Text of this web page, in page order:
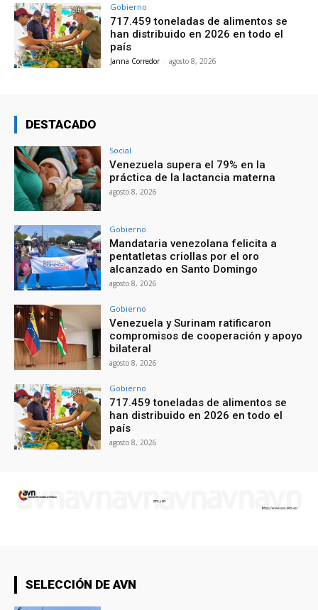
Gobierno
717.459 toneladas de alimentos se
han distribuido en 2026 en todo el
país
Janna Corredor - agosto 8, 2026
DESTACADO
Social
Venezuela supera el 79% en la
práctica de la lactancia materna
agosto 8, 2026
Gobierno
Mandataria venezolana felicita a
pentatletas criollas por el oro
alcanzado en Santo Domingo
agosto 8, 2026
Gobierno
Venezuela y Surinam ratificaron
compromisos de cooperación y apoyo
bilateral
agosto 8, 2026
Gobierno
717.459 toneladas de alimentos se
han distribuido en 2026 en todo el
país
agosto 8, 2026
SELECCIÓN DE AVN